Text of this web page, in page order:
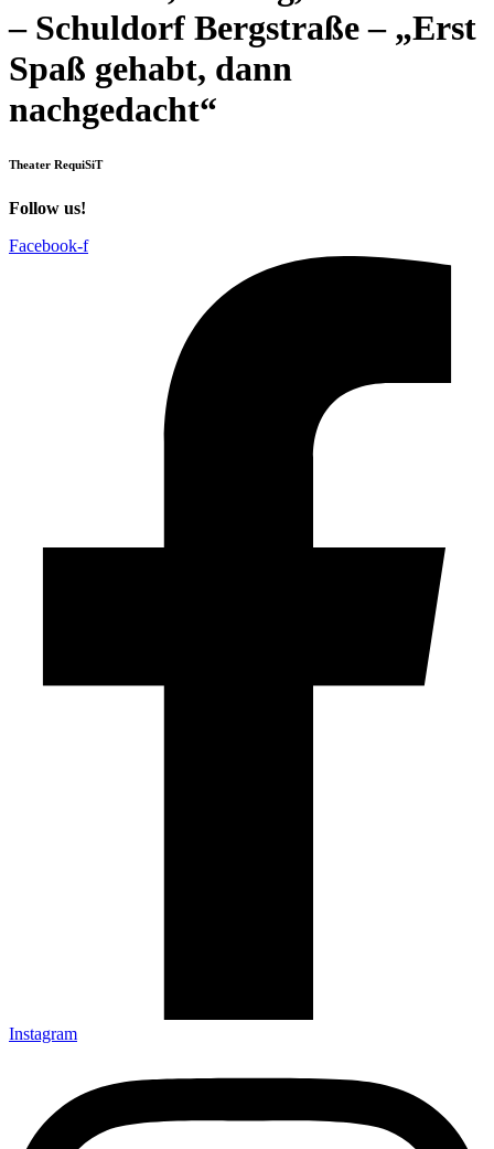
– Schuldorf Bergstraße – „Erst
Spaß gehabt, dann
nachgedacht“
Theater RequiSiT
Follow us!
Facebook-f
Instagram